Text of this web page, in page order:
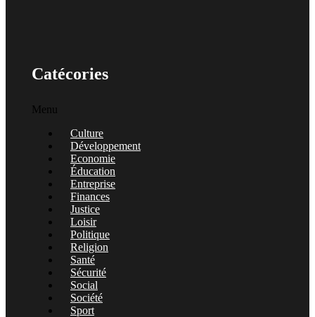
Catécories
Menu
Culture
Développement
Economie
Éducation
Entreprise
Finances
Justice
Loisir
Politique
Religion
Santé
Sécurité
Social
Société
Sport